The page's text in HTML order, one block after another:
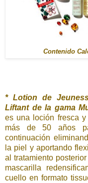
Contenido
* Lotion de
Liftant de la gama
es una loción fresca
más de 50 años
continuación
la piel y aportando
al tratamiento
mascarilla
cuello en formato